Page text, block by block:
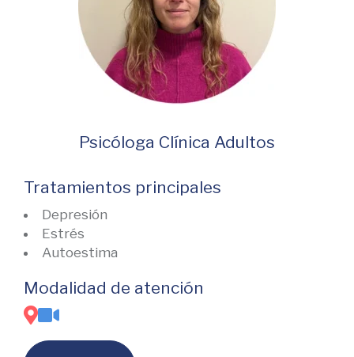
Psicóloga Clínica Adultos
Tratamientos principales
Depresión
Estrés
Autoestima
Modalidad de atención